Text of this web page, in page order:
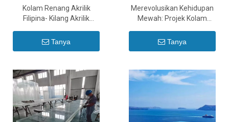
Kolam Renang Akrilik
Filipina- Kilang Akrilik
Tanya
Merevolusikan Kehidupan
Mewah: Projek Kolam
Timur Tengah dan Asia
Tanya